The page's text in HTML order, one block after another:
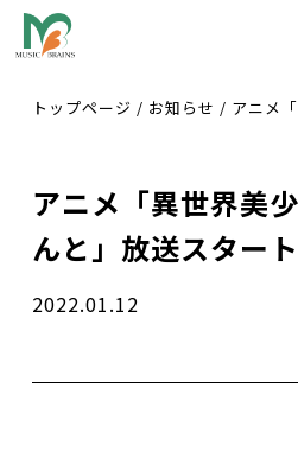
トップページ / お知らせ / アニメ「異
アニメ「異世界美
んと」放送スタート
2022.01.12